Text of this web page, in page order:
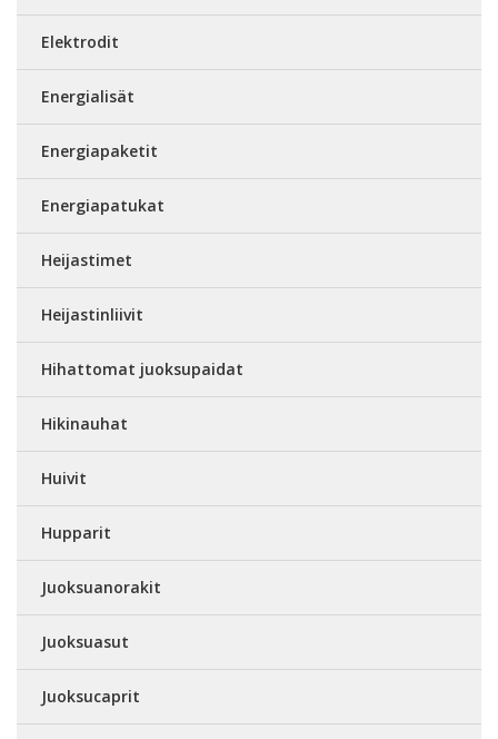
Elektrodit
Energialisät
Energiapaketit
Energiapatukat
Heijastimet
Heijastinliivit
Hihattomat juoksupaidat
Hikinauhat
Huivit
Hupparit
Juoksuanorakit
Juoksuasut
Juoksucaprit